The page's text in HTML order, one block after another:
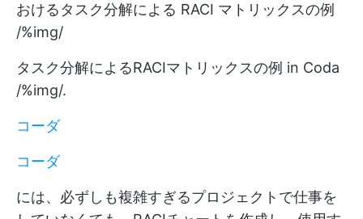
おけるタスク分解による RACI マトリックスの例
/%img/
タスク分解によるRACIマトリックスの例 in Coda
/%img/.
コーダ
コーダ
には、必ずしも複雑すぎるプロジェクトで仕事を